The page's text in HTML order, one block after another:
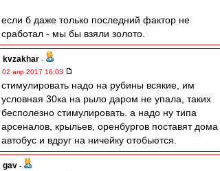
если б даже только последний фактор не
сработал - мы бы взяли золото.
kvzakhar -
02 апр 2017 16:03
стимулировать надо на рубины всякие, им
условная 30ка на рыло даром не упала, таких
бесполезно стимулировать. а надо ну типа
арсеналов, крыльев, оренбургов поставят дома
автобус и вдруг на ничейку отобьются.
gav -